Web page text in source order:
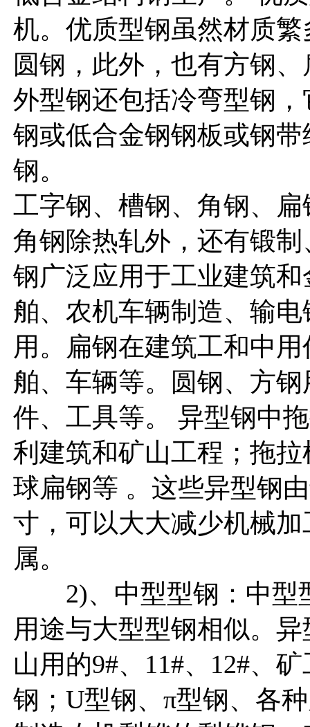
机。优质型钢虽然材质
圆钢，此外，也有方钢
外型钢还包括冷弯型钢
钢或低合金钢钢板或钢
钢。 1)、大型
工字钢、槽钢、角钢、
角钢除热轧外，还有锻
钢广泛应用于工业建筑
舶、农机车辆制造、输
用。扁钢在建筑工和中
舶、车辆等。圆钢、方
件、工具等。 异型钢中
利建筑和矿山工程；拖
球扁钢等 。这些异型钢
寸，可以大大减少机械
属。
2)、中型型钢：中型
用途与大型型钢相似。
山用的9#、11#、12#、
钢；U型钢、π型钢、各